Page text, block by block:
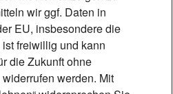
ermöglichen
eine barrierefreie
Matthias
die Technik
wir ggf. Daten in
EU, insbesondere die
freiwillig und kann
die Zukunft ohne
werden. Mit